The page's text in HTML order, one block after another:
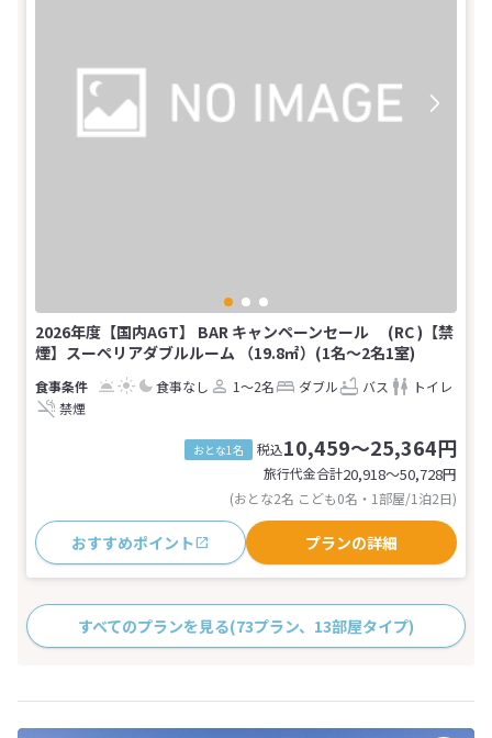
2026年度【国内AGT】 BAR キャンペーンセール (RC )【禁
煙】スーペリアダブルルーム （19.8㎡）(1名～2名1室)
食事なし 1～2名 ダブル バス
トイレ
禁煙
おとな1名 税込10,459～25,364円
旅行代金合計20,918〜50,728円
(おとな2名 こども0名・1部屋/1泊2日)
おすすめポイント プランの詳細
すべてのプランを見る(73プラン、13部屋タイプ)